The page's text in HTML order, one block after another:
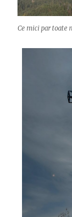
Ce mici par toate